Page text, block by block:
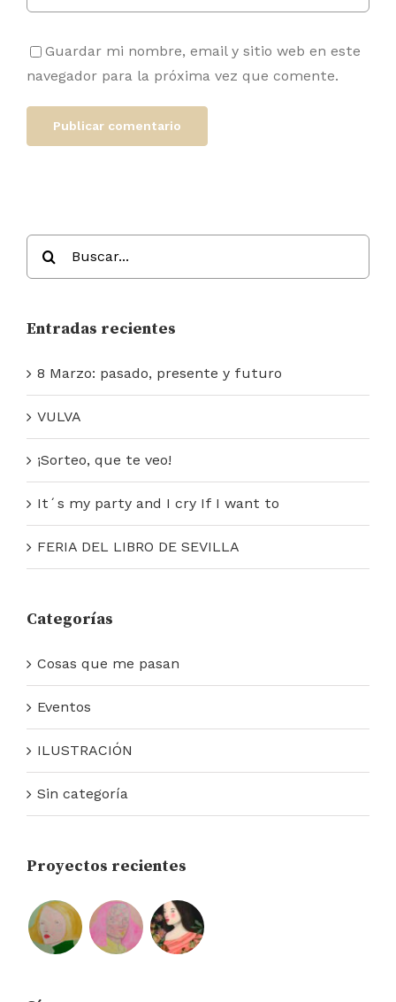
Guardar mi nombre, email y sitio web en este
navegador para la próxima vez que comente.
Entradas recientes
8 Marzo: pasado, presente y futuro
VULVA
¡Sorteo, que te veo!
It´s my party and I cry If I want to
FERIA DEL LIBRO DE SEVILLA
Categorías
Cosas que me pasan
Eventos
ILUSTRACIÓN
Sin categoría
Proyectos recientes